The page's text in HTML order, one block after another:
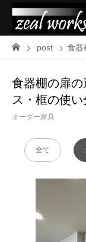
post 食器
食器棚の扉
ス・框の使い
オーダー家具
全て